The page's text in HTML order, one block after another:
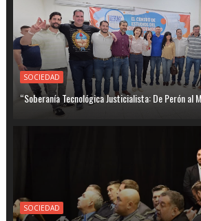
SOCIEDAD
“Soberanía Tecnológica Justicialista: De Perón al
SOCIEDAD